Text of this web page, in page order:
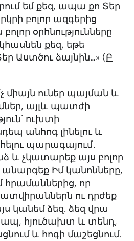
եմ քեզ, ապա քո Տեր
բոլոր ազգերից
օրհնությունները
քեզ, եթե
Աստծու ձայնին…» (Բ
միայն ուներ պայման և
այլև պատժի
ուխտի
անհոգ լինելու և
պարագայում․
և չկատարեք այս բոլոր
Իմ կանոնները,
հրամաններից, որ
ու դրժեք
կանեմ ձեզ. ձեզ վրա
հյուծախտ և տենդ,
և հոգի մաշեցնում.